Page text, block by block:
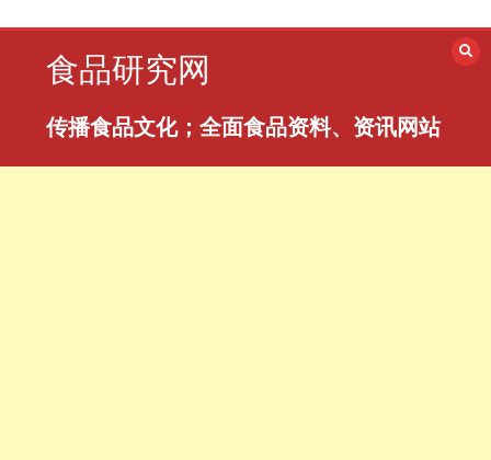
食品研究网
传播食品文化；全面食品资料、资讯网站